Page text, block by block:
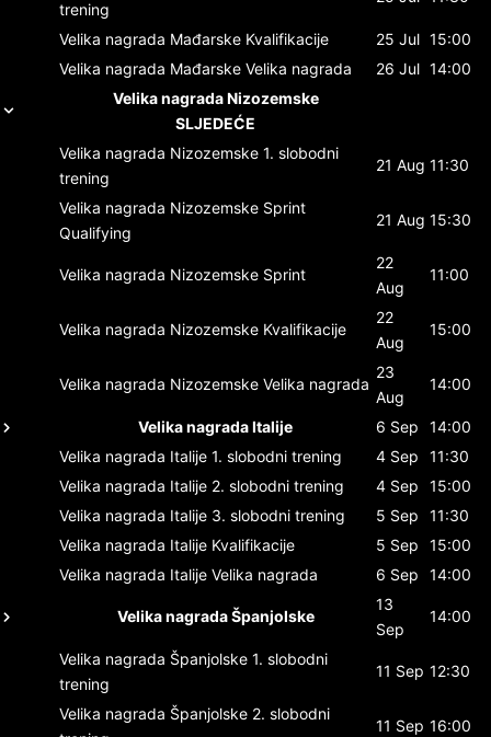
trening
Velika nagrada Mađarske Kvalifikacije 25 Jul 15:00
Velika nagrada Mađarske Velika nagrada 26 Jul 14:00
Velika nagrada Nizozemske
SLJEDEĆE
Velika nagrada Nizozemske 1. slobodni
trening
21 Aug 11:30
Velika nagrada Nizozemske Sprint
Qualifying
21 Aug 15:30
Velika nagrada Nizozemske Sprint
22
Aug
11:00
Velika nagrada Nizozemske Kvalifikacije
22
Aug
15:00
Velika nagrada Nizozemske Velika nagrada
23
Aug
14:00
Velika nagrada Italije 6 Sep
14:00
Velika nagrada Italije 1. slobodni trening 4 Sep
11:30
Velika nagrada Italije 2. slobodni trening 4 Sep
15:00
Velika nagrada Italije 3. slobodni trening 5 Sep
11:30
Velika nagrada Italije Kvalifikacije 5 Sep
15:00
Velika nagrada Italije Velika nagrada 6 Sep 14:00
Velika nagrada Španjolske
13
Sep
14:00
Velika nagrada Španjolske 1. slobodni
trening
11 Sep 12:30
Velika nagrada Španjolske 2. slobodni
11 Sep 16:00